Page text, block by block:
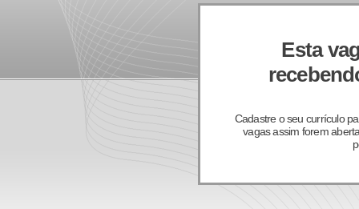
Esta
Cadastre o seu currículo
vagas assim forem